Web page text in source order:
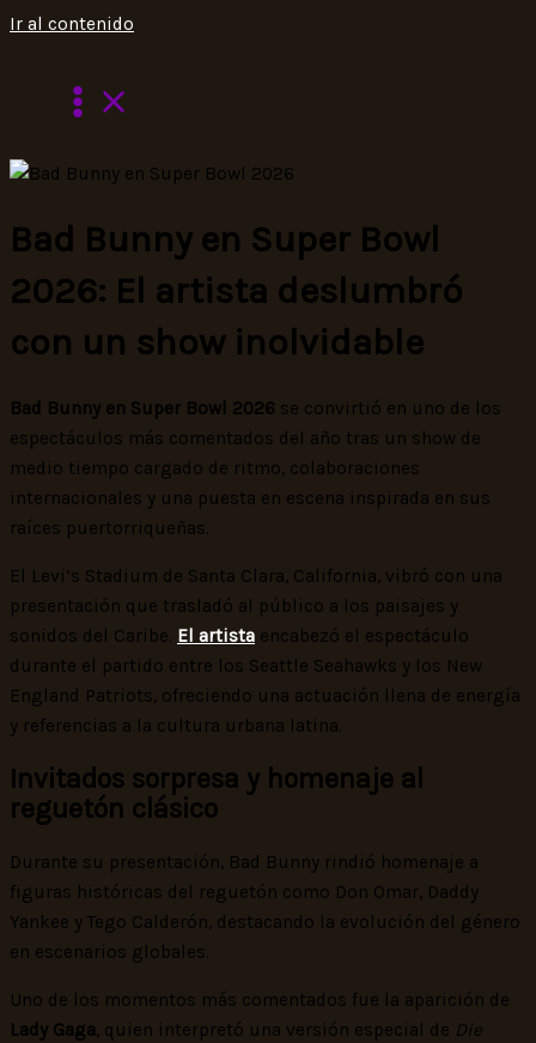
Ir al contenido
Bad Bunny en Super Bowl
2026: El artista deslumbró
con un show inolvidable
Bad Bunny en Super Bowl 2026 se convirtió en uno de los
espectáculos más comentados del año tras un show de
medio tiempo cargado de ritmo, colaboraciones
internacionales y una puesta en escena inspirada en sus
raíces puertorriqueñas.
El Levi’s Stadium de Santa Clara, California, vibró con una
presentación que trasladó al público a los paisajes y
sonidos del Caribe. El artista encabezó el espectáculo
durante el partido entre los Seattle Seahawks y los New
England Patriots, ofreciendo una actuación llena de energía
y referencias a la cultura urbana latina.
Invitados sorpresa y homenaje al
reguetón clásico
Durante su presentación, Bad Bunny rindió homenaje a
figuras históricas del reguetón como Don Omar, Daddy
Yankee y Tego Calderón, destacando la evolución del género
en escenarios globales.
Uno de los momentos más comentados fue la aparición de
Lady Gaga, quien interpretó una versión especial de Die